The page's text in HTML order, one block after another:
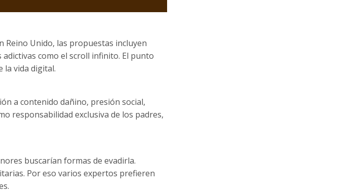
Reino Unido, las propuestas incluyen
como el scroll infinito. El punto
la vida digital.
a contenido dañino, presión social,
responsabilidad exclusiva de los padres,
buscarían formas de evadirla.
Por eso varios expertos prefieren